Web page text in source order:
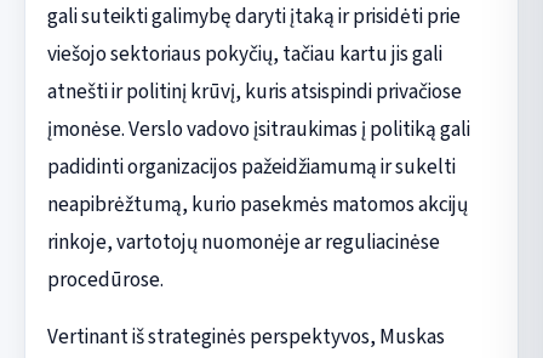
gali suteikti galimybę daryti įtaką ir prisidėti prie
viešojo sektoriaus pokyčių, tačiau kartu jis gali
atnešti ir politinį krūvį, kuris atsispindi privačiose
įmonėse. Verslo vadovo įsitraukimas į politiką gali
padidinti organizacijos pažeidžiamumą ir sukelti
neapibrėžtumą, kurio pasekmės matomos akcijų
rinkoje, vartotojų nuomonėje ar reguliacinėse
procedūrose.
Vertinant iš strateginės perspektyvos, Muskas